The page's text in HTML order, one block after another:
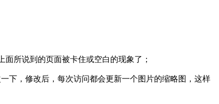
所说到的页面被卡住或空白的现象了；
下，修改后，每次访问都会更新一个图片的缩略图，这样